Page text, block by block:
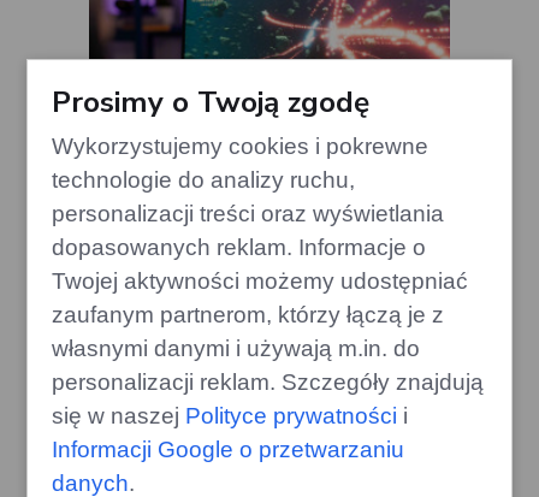
Gra, która zrewolucjonizowała
kooperację, świętuje 10. rocznicę
gamecorner.pl
Prosimy o Twoją zgodę
Wykorzystujemy cookies i pokrewne
technologie do analizy ruchu,
personalizacji treści oraz wyświetlania
dopasowanych reklam. Informacje o
Twojej aktywności możemy udostępniać
zaufanym partnerom, którzy łączą je z
własnymi danymi i używają m.in. do
personalizacji reklam. Szczegóły znajdują
się w naszej Polityce prywatności i
Informacji Google o przetwarzaniu
danych.